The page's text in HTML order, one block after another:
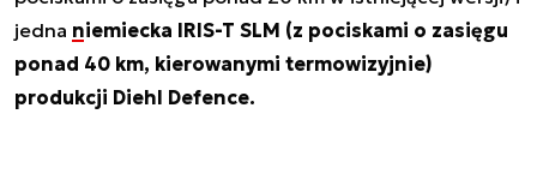
jedna niemiecka IRIS-T SLM (z pociskami o zasięgu
ponad 40 km, kierowanymi termowizyjnie)
produkcji Diehl Defence.